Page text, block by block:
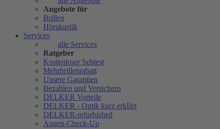
Angebote für
Brillen
Hörakustik
Services
alle Services
Ratgeber
Kostenloser Sehtest
Mehrbrillenrabatt
Unsere Garantien
Bezahlen und Versichern
DELKER Vorteile
DELKER - Optik kurz erklärt
DELKER-refurbished
Augen-Check-Up